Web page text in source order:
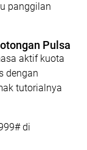
panggilan
Pulsa
aktif kuota
dengan
tutorialnya
di